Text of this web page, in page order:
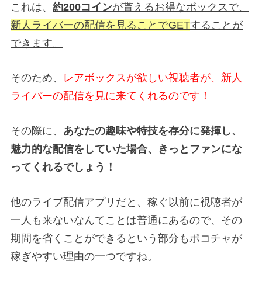
これは、 約200コインが貰えるお得なボックスで、
新人ライバーの配信を見ることでGETすることが
できます。
そのため、 レアボックスが欲しい視聴者が、新人
ライバーの配信を見に来てくれるのです！
その際に、 あなたの趣味や特技を存分に発揮し、
魅力的な配信をしていた場合、きっとファンにな
ってくれるでしょう！
他のライブ配信アプリだと、稼ぐ以前に視聴者が
一人も来ないなんてことは普通にあるので、その
期間を省くことができるという部分もポコチャが
稼ぎやすい理由の一つですね。